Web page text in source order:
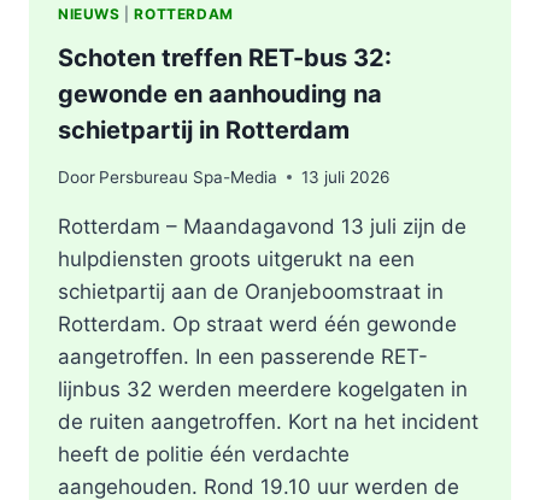
NIEUWS |ROTTERDAM
Schoten treffen RET-bus 32:
gewonde en aanhouding na
schietpartij in Rotterdam
Door Persbureau Spa-Media 13 juli 2026
Rotterdam – Maandagavond 13 juli zijn de
hulpdiensten groots uitgerukt na een
schietpartij aan de Oranjeboomstraat in
Rotterdam. Op straat werd één gewonde
aangetroffen. In een passerende RET-
lijnbus 32 werden meerdere kogelgaten in
de ruiten aangetroffen. Kort na het incident
heeft de politie één verdachte
aangehouden. Rond 19.10 uur werden de